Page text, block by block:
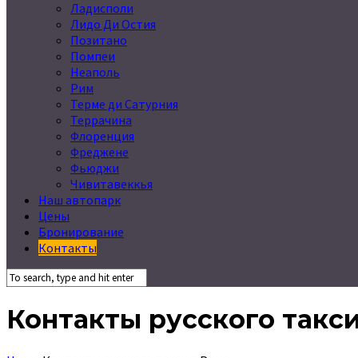
Ладисполи
Лидо Ди Остия
Позитано
Помпеи
Неаполь
Рим
Терме ди Сатурния
Террачина
Флоренция
Фреджене
Фьюджи
Чивитавеккья
Наш автопарк
Цены
Бронирование
Контакты
Контакты русского